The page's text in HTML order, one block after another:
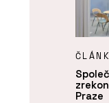
Praze